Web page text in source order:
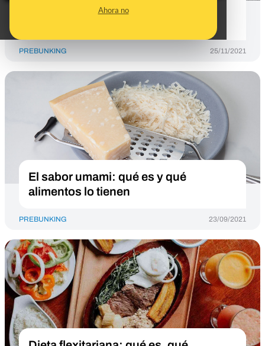
Ahora no
griego’ y en qué se diferencia del
PREBUNKING 25/11/2021
El sabor umami: qué es y qué
alimentos lo tienen
PREBUNKING 23/09/2021